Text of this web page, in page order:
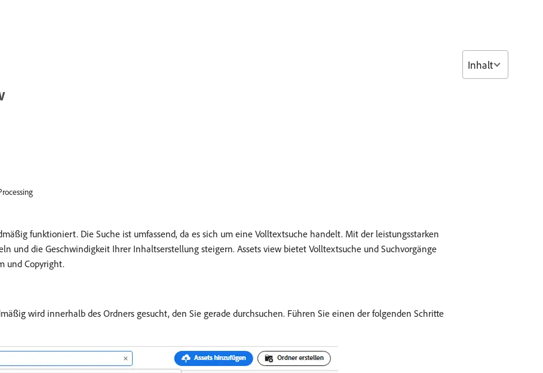
funktioniert. Die Suche ist umfassend, da es sich um eine Volltextsuche handelt. Mit der leistungsstarken
und die Geschwindigkeit Ihrer Inhaltserstellung steigern. Assets view bietet Volltextsuche und Suchvorgänge
und Copyright.
wird innerhalb des Ordners gesucht, den Sie gerade durchsuchen. Führen Sie einen der folgenden Schritte
Inhalt